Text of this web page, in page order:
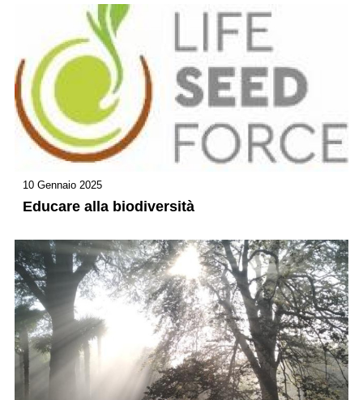
10 Gennaio 2025
Educare alla biodiversità